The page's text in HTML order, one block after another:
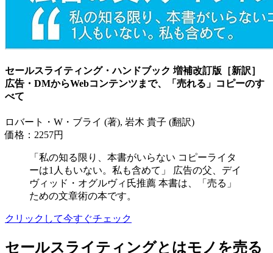
セールスライティング・ハンドブック 増補改訂版［新訳］
広告・DMからWebコンテンツまで、「売れる」コピーのす
べて
ロバート・W・ブライ (著), 岩木 貴子 (翻訳)
価格：2257円
「私の知る限り、本書がいらない コピーライタ
ーは1人もいない。私も含めて」 広告の父、デイ
ヴィッド・オグルヴィ氏推薦 本書は、「売る」
ための文章術の本です。
クリックして今すぐチェック
セールスライティングとはモノを売る